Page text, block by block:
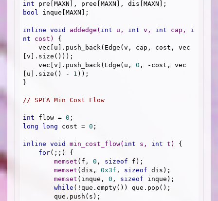
int
bool inque[MAXN];
inline void addedge ( int u, int v, int cap, i
nt cost)
{
[v].size()));
    vec[v].push_back(Edge(u,
0 , -cost, vec
[u].size() - 1 ));
}
// SPFA Min Cost Flow
int flow = 0
long
long cost = 0 ;
inline void min_cost_flow( int s, int t)
{
for(;;) {
memset (f, 0 , sizeof f);
memset (dis, 0x3f , sizeof dis);
memset (inque, 0 , sizeof inque);
while (!que.empty()) que.pop();